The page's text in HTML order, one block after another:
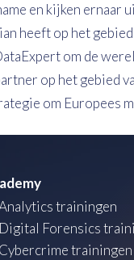
en kijken ernaar
heeft op het
om de
op het gebied
om Europees
trainingen
Digital Forensics
Cybercrime trainingen